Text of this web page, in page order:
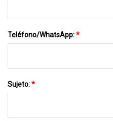
Teléfono/WhatsApp:*
Sujeto:*